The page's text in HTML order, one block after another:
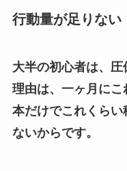
行動量が足りない
大半の初心者は、圧
理由は、一ヶ月にこ
本だけでこれくら
ないからです。